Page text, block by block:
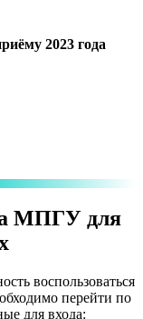
2023 года
МПГУ для
воспользоваться
перейти по
для входа: